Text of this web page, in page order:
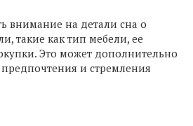
внимание на детали сна о
такие как тип мебели, ее
Это может дополнительно
и стремления